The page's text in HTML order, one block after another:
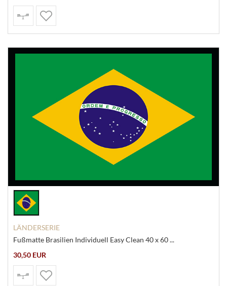
LÄNDERSERIE
Fußmatte Brasilien Individuell Easy Clean 40 x 60 ...
30,50 EUR